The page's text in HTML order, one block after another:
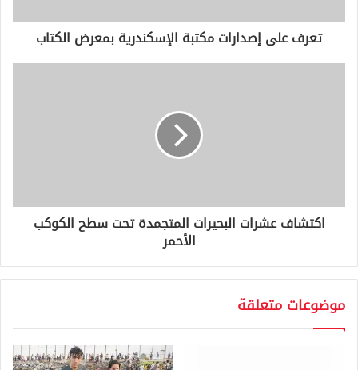
ر
ي
تعرف على إصدارات مكتبة الإسكندرية بمعرض الكتاب
اكتشاف عشرات البحيرات المتجمدة تحت سطح الكوكب
الأحمر
موضوعات متعلقة